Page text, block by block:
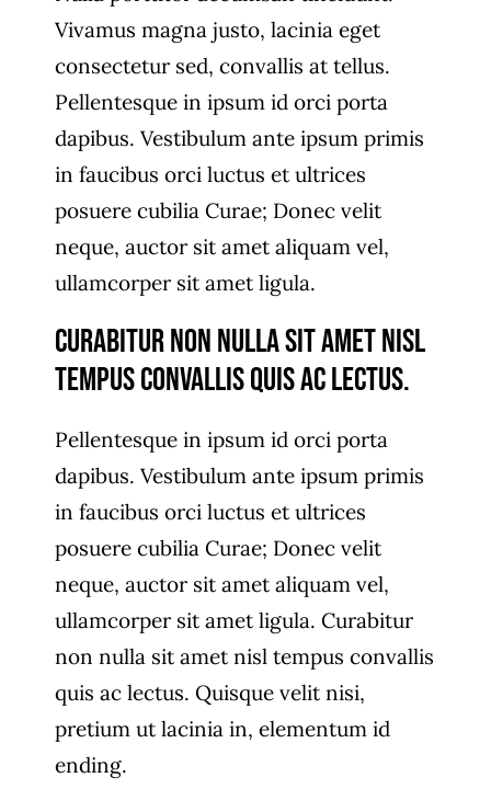
Vivamus magna justo, lacinia eget
consectetur sed, convallis at tellus.
Pellentesque in ipsum id orci porta
dapibus. Vestibulum ante ipsum primis
in faucibus orci luctus et ultrices
posuere cubilia Curae; Donec velit
neque, auctor sit amet aliquam vel,
ullamcorper sit amet ligula.
Curabitur non nulla sit amet nisl
tempus convallis quis ac lectus.
Pellentesque in ipsum id orci porta
dapibus. Vestibulum ante ipsum primis
in faucibus orci luctus et ultrices
posuere cubilia Curae; Donec velit
neque, auctor sit amet aliquam vel,
ullamcorper sit amet ligula. Curabitur
non nulla sit amet nisl tempus convallis
quis ac lectus. Quisque velit nisi,
pretium ut lacinia in, elementum id
ending.